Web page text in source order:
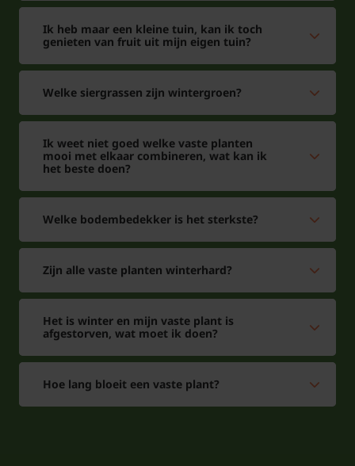
Ik heb maar een kleine tuin, kan ik toch
genieten van fruit uit mijn eigen tuin?
Welke siergrassen zijn wintergroen?
Ik weet niet goed welke vaste planten
mooi met elkaar combineren, wat kan ik
het beste doen?
Welke bodembedekker is het sterkste?
Zijn alle vaste planten winterhard?
Het is winter en mijn vaste plant is
afgestorven, wat moet ik doen?
Hoe lang bloeit een vaste plant?